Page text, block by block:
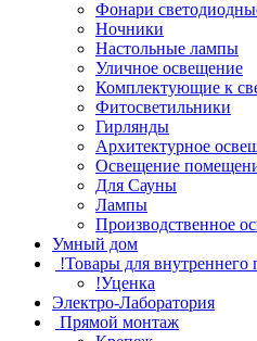
Фонари
Ночники
Настольные лампы
Уличное освещение
Комплектующие к
Фитосветильники
Гирлянды
Архитектурное
Освещение
Для Сауны
Лампы
Производственное
Умный дом
!Товары для внутреннего
!Уценка
Электро-Лаборатория
Прямой монтаж